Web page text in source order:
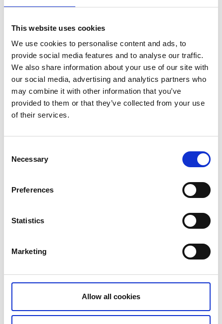
This website uses cookies
We use cookies to personalise content and ads, to
provide social media features and to analyse our traffic.
We also share information about your use of our site with
our social media, advertising and analytics partners who
may combine it with other information that you’ve
provided to them or that they’ve collected from your use
of their services.
Selection
Necessary
Preferences
Statistics
Marketing
Allow all cookies
teknisk karaktär med utsikt över klippor och hav.
Bohuslänska husmansklassiker och
pinfärsk fisk
Golfkrogen serverar stärkande och goda luncher, och
ett stenkast bort ligger populära skärgårdskrogen
Brygghuset. Här serveras både moderna och
klassiska anrättningar på närområdets fisk- och
skaldjur. Här finns även en whiskybar med utsikt över
västerhavet.